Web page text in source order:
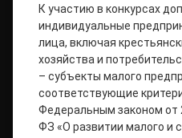
К участию в конкурсах
индивидуальные
лица, включая
хозяйства и
– субъекты малого
соответствующие
Федеральным законом от
ФЗ «О развитии малого и